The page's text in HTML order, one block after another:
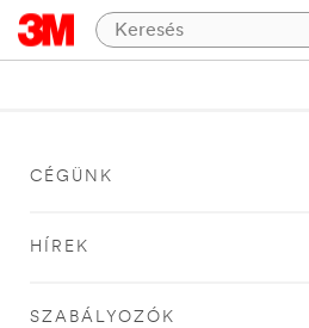
CÉGÜNK
HÍREK
SZABÁLYOZÓK